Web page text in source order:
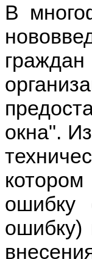
В
окна".
ошибку
ошибку)